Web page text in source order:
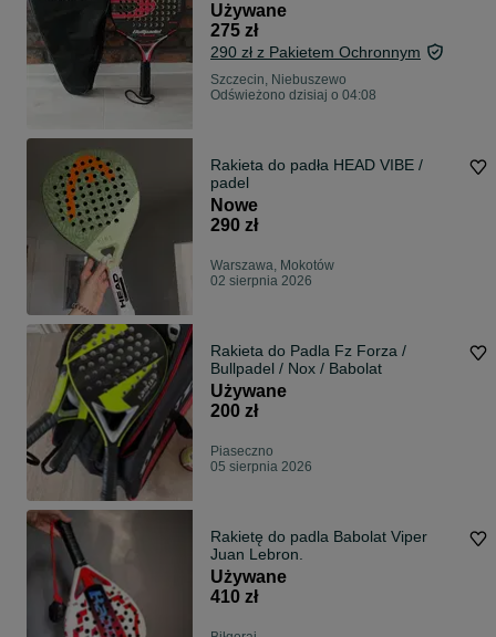
Używane
275 zł
290 zł z Pakietem Ochronnym
Szczecin, Niebuszewo
Odświeżono dzisiaj o 04:08
Rakieta do padła HEAD VIBE /
padel
Nowe
290 zł
Warszawa, Mokotów
02 sierpnia 2026
Rakieta do Padla Fz Forza /
Bullpadel / Nox / Babolat
Używane
200 zł
Piaseczno
05 sierpnia 2026
Rakietę do padla Babolat Viper
Juan Lebron.
Używane
410 zł